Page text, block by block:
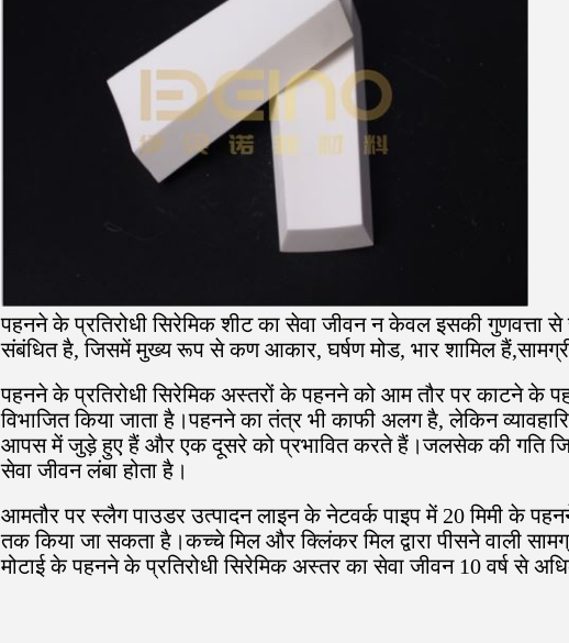
पहनने के प्रतिरोधी सिरेमिक शीट का सेवा जीवन न केवल इसकी गुणवत्ता
संबंधित है, जिसमें मुख्य रूप से कण आकार, घर्षण मोड, भार शामिल
पहनने के प्रतिरोधी सिरेमिक अस्तरों के पहनने को आम तौर पर काटने के
विभाजित किया जाता है।पहनने का तंत्र भी काफी अलग है, लेकिन
आपस में जुड़े हुए हैं और एक दूसरे को प्रभावित करते हैं।जलसेक की गति
सेवा जीवन लंबा होता है।
आमतौर पर स्लैग पाउडर उत्पादन लाइन के नेटवर्क पाइप में 20 मिमी के
तक किया जा सकता है।कच्चे मिल और क्लिंकर मिल द्वारा पीसने वाली
मोटाई के पहनने के प्रतिरोधी सिरेमिक अस्तर का सेवा जीवन 10 वर्ष से